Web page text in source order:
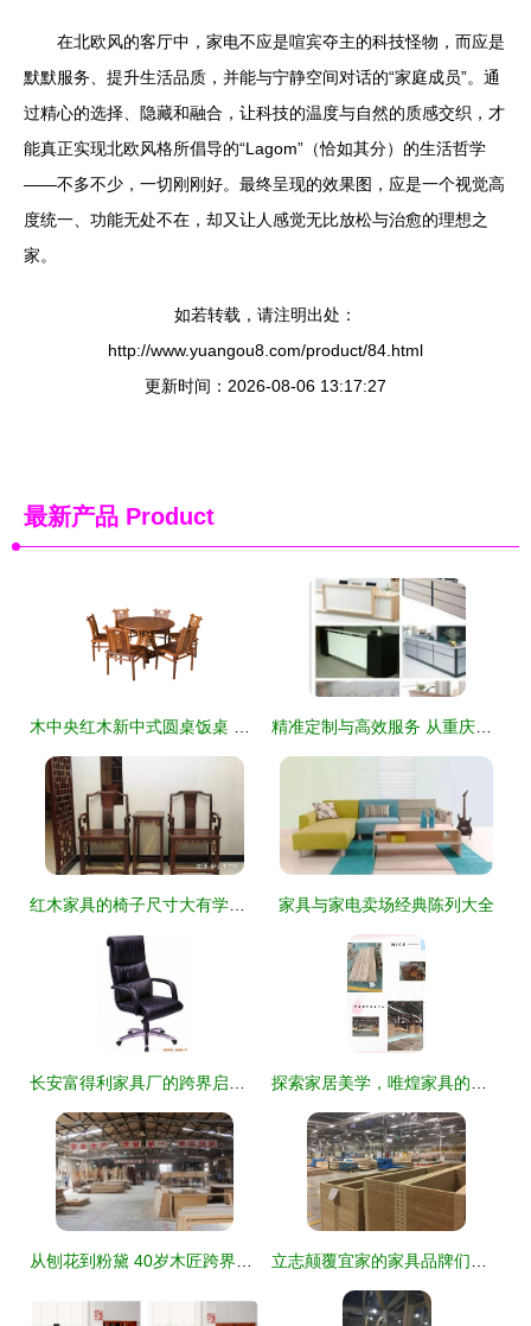
在北欧风的客厅中，家电不应是喧宾夺主的科技怪物，而应是
默默服务、提升生活品质，并能与宁静空间对话的“家庭成员”。通
过精心的选择、隐藏和融合，让科技的温度与自然的质感交织，才
能真正实现北欧风格所倡导的“Lagom”（恰如其分）的生活哲学
——不多不少，一切刚刚好。最终呈现的效果图，应是一个视觉高
度统一、功能无处不在，却又让人感觉无比放松与治愈的理想之
家。
如若转载，请注明出处：
http://www.yuangou8.com/product/84.html
更新时间：2026-08-06 13:17:27
最新产品 Product
家具与家电卖场经典陈列大全